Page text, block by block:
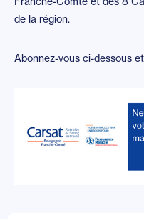
de la région.
Abonnez-vous ci-dessous